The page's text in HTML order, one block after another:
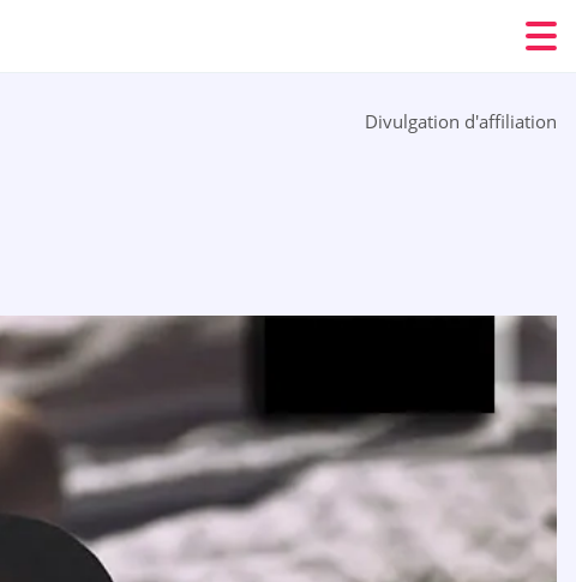
Divulgation d'affiliation